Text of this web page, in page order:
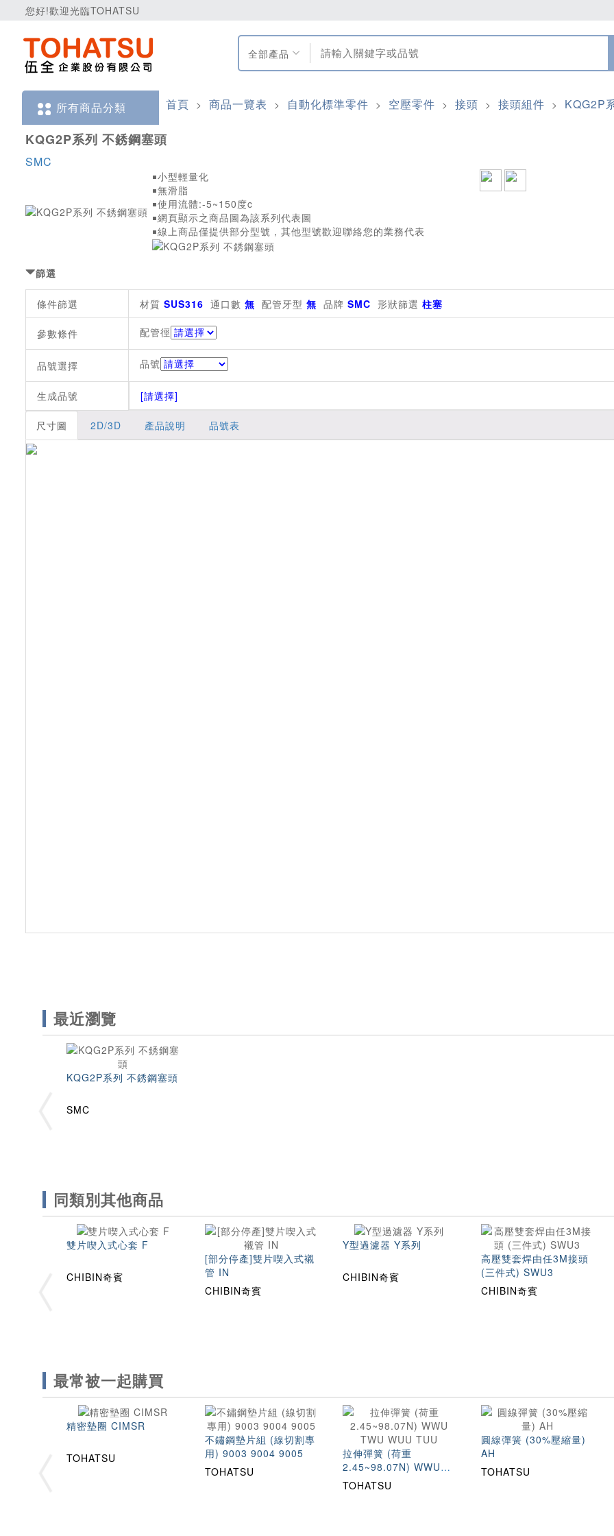
您好!歡迎光臨TOHATSU
全部產品
所有商品分類 首頁 > 商品一覽表 > 自動化標準零件 > 空壓零件 > 接頭 > 接頭組件 > KQG2P
KQG2P系列 不銹鋼塞頭
SMC
￭小型輕量化
￭無滑脂
￭使用流體:-5~150度c
￭網頁顯示之商品圖為該系列代表圖
￭線上商品僅提供部分型號，其他型號歡迎聯絡您的業務代表
篩選
條件篩選 材質 SUS316 通口數 無 配管牙型 無 品牌 SMC 形狀篩選 柱塞
參數條件 配管徑
品號選擇 品號
生成品號 [請選擇]
尺寸圖 2D/3D 產品說明 品號表
最近瀏覽
KQG2P系列 不銹鋼塞頭
SMC
同類別其他商品
雙片喫入式心套 F
CHIBIN奇賓
[部分停產]雙片喫入式襯
管 IN
CHIBIN奇賓
Y型過濾器 Y系列
CHIBIN奇賓
高壓雙套焊由任3M接頭
(三件式) SWU3
CHIBIN奇賓
最常被一起購買
精密墊圈 CIMSR
TOHATSU
不鏽鋼墊片組 (線切割專
用) 9003 9004 9005
TOHATSU
拉伸彈簧 (荷重
2.45~98.07N) WWU
TWU WUU TUU
TOHATSU
圓線彈簧 (30%壓縮量)
AH
TOHATSU